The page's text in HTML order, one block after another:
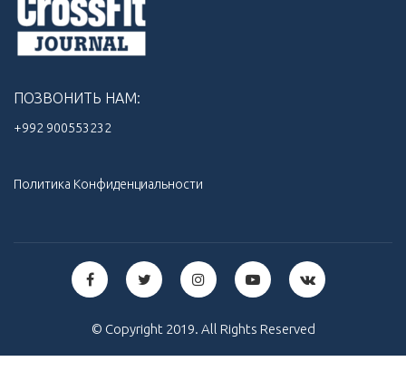
ПОЗВОНИТЬ НАМ:
+992 900553232‬
Политика Конфиденциальности
© Copyright 2019. All Rights Reserved